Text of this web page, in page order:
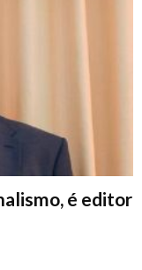
é editor